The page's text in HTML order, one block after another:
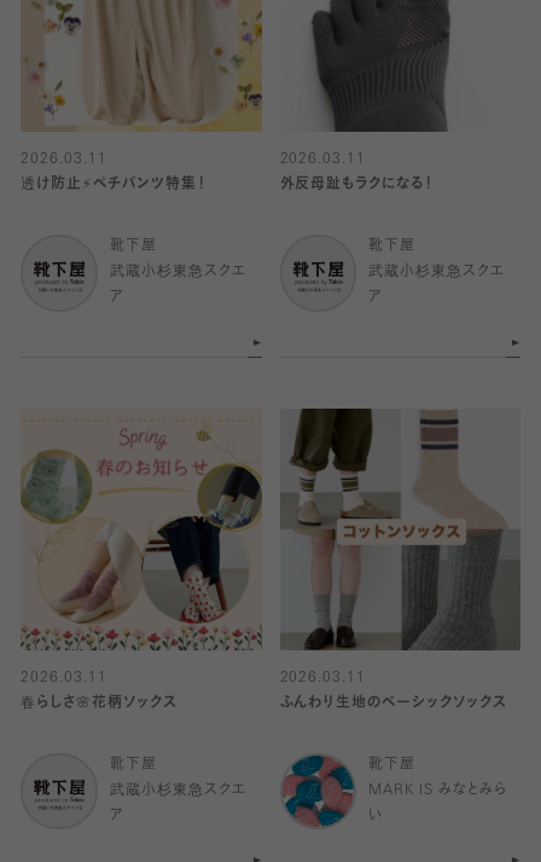
2026.03.11
透け防止⚡️ペチパンツ特集！
靴下屋
武蔵小杉東急スクエ
ア
2026.03.11
外反母趾もラクになる！
靴下屋
武蔵小杉東急スクエ
ア
2026.03.11
春らしさ🌸花柄ソックス
靴下屋
武蔵小杉東急スクエ
ア
2026.03.11
ふんわり生地のベーシックソックス
靴下屋
MARK IS みなとみら
い